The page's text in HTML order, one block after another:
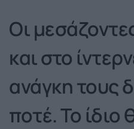
Οι
και στο
ανάγκη τους
ποτέ. Το ίδιο